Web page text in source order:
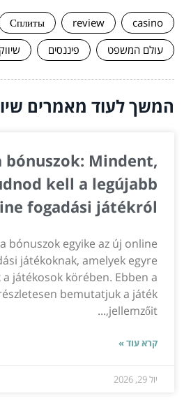
casino
review
Сплиты
עולם המשפט
פיננסים
המשך לעוד מאמרים
bónuszok: Mindent,
kell a legújabb
fogadási játékról
bónuszok egyike az új online
játékoknak, amelyek egyre
játékosok körében. Ebben a
bemutatjuk a játék
jellemzőit,...
קרא עוד »
יול 29, 2026